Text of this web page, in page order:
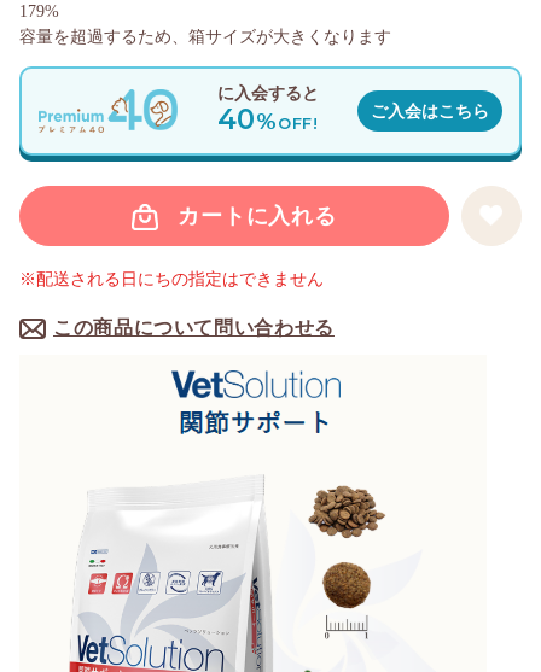
カートに入れる
この商品について問い合わせる
※配送される日にちの指定はできません
に入会すると
40%OFF!
ご入会はこちら
179%
容量を超過するため、箱サイズが大きくなります